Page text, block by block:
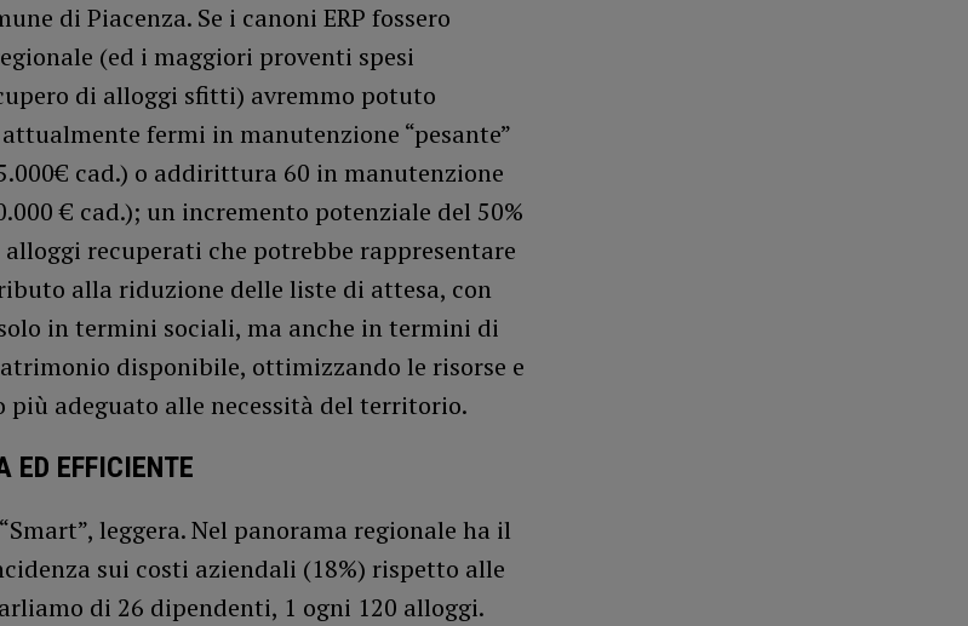
di Piacenza. Se i canoni ERP fossero
(ed i maggiori proventi spesi
di alloggi sfitti) avremmo potuto
fermi in manutenzione “pesante”
cad.) o addirittura 60 in manutenzione
€ cad.); un incremento potenziale del 50%
recuperati che potrebbe rappresentare
alla riduzione delle liste di attesa, con
in termini sociali, ma anche in termini di
disponibile, ottimizzando le risorse e
più adeguato alle necessità del territorio.
ED EFFICIENTE
leggera. Nel panorama regionale ha il
sui costi aziendali (18%) rispetto alle
di 26 dipendenti, 1 ogni 120 alloggi.